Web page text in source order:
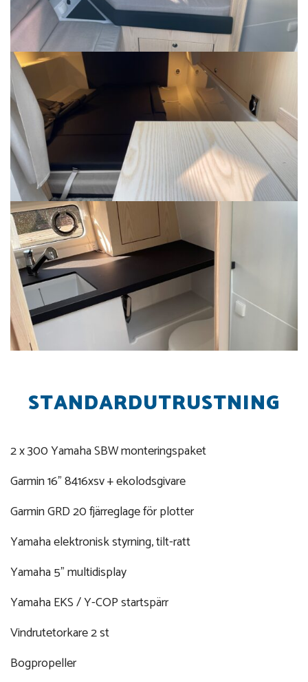
STANDARDUTRUSTNING
2 x 300 Yamaha SBW monteringspaket
Garmin 16" 8416xsv + ekolodsgivare
Garmin GRD 20 fjärreglage för plotter
Yamaha elektronisk styrning, tilt-ratt
Yamaha 5" multidisplay
Yamaha EKS / Y-COP startspärr
Vindrutetorkare 2 st
Bogpropeller